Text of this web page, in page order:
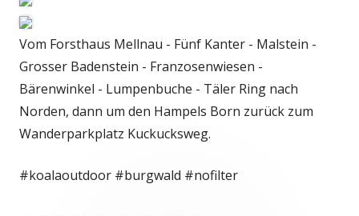
Vom Forsthaus Mellnau - Fünf Kanter - Malstein -
Grosser Badenstein - Franzosenwiesen -
Bärenwinkel - Lumpenbuche - Täler Ring nach
Norden, dann um den Hampels Born zurück zum
Wanderparkplatz Kuckucksweg.
#koalaoutdoor #burgwald #nofilter